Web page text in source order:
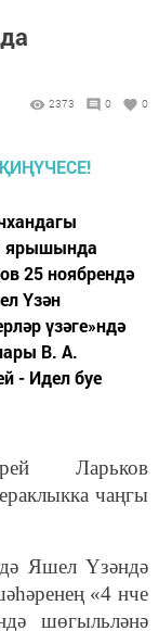
2373 0 0
ярышында
25 ноябрендә
Үзән
үзәге»ндә
В. А.
- Идел буе
Ларьков
чаңгы
Яшел Үзәндә
«4 нче
шөгыльләнә